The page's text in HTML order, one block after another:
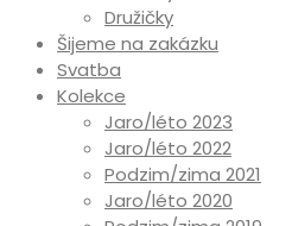
Družičky
Šijeme na zakázku
Svatba
Kolekce
Jaro/léto 2023
Jaro/léto 2022
Podzim/zima 2021
Jaro/léto 2020